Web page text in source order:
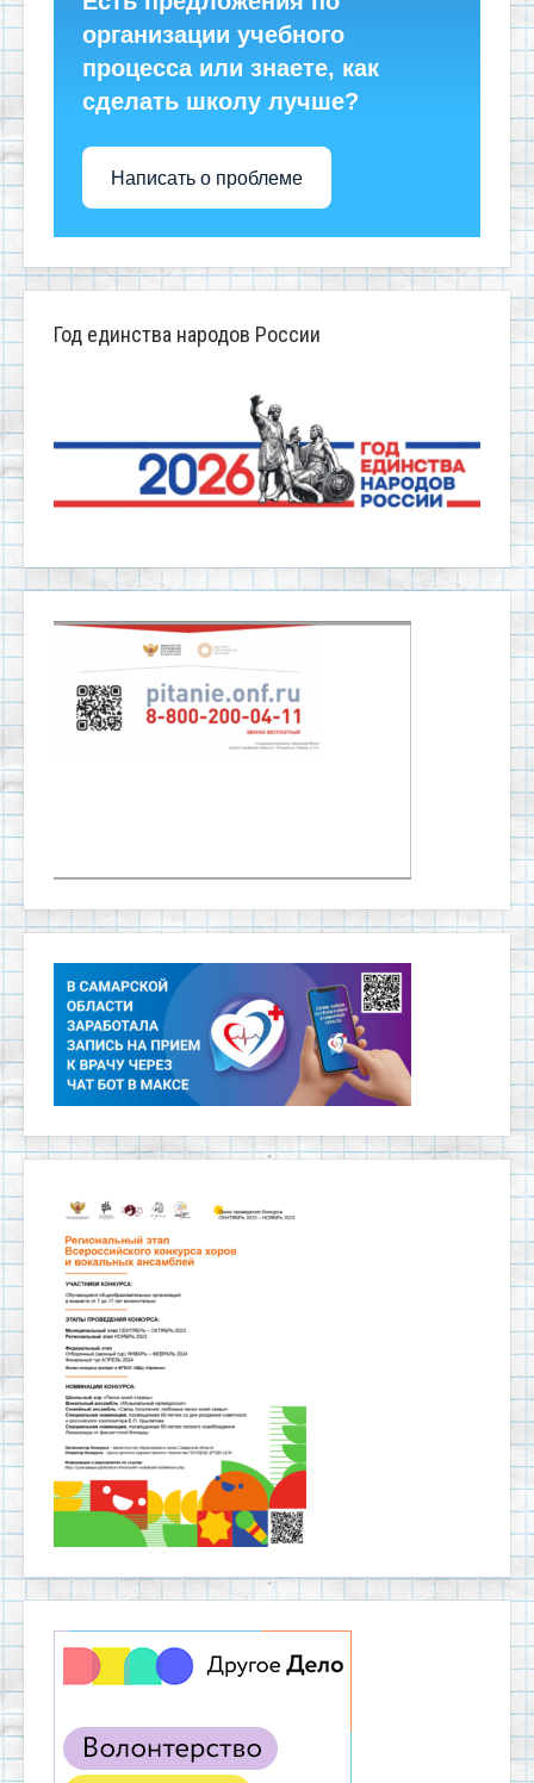
организации учебного
процесса или знаете, как
сделать школу лучше?
Написать о проблеме
Год единства народов России